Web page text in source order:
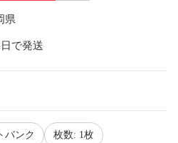
県
で発送
バンク 枚数: 1枚